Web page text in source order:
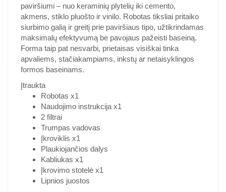
paviršiumi – nuo keraminių plytelių iki cemento,
akmens, stiklo pluošto ir vinilo. Robotas tiksliai pritaiko
siurbimo galią ir greitį prie paviršiaus tipo, užtikrindamas
maksimalų efektyvumą be pavojaus pažeisti baseiną.
Forma taip pat nesvarbi, prietaisas visiškai tinka
apvaliems, stačiakampiams, inkstų ar netaisyklingos
formos baseinams.
Įtraukta
Robotas x1
Naudojimo instrukcija x1
2 filtrai
Trumpas vadovas
Įkroviklis x1
Plaukiojančios dalys
Kabliukas x1
Įkrovimo stotelė x1
Lipnios juostos